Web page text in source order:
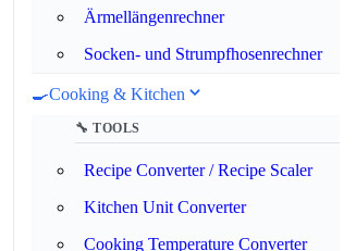
Ärmellängenrechner
Socken- und Strumpfhosenrechner
🍳Cooking & Kitchen
🔧 TOOLS
Recipe Converter / Recipe Scaler
Kitchen Unit Converter
Cooking Temperature Converter